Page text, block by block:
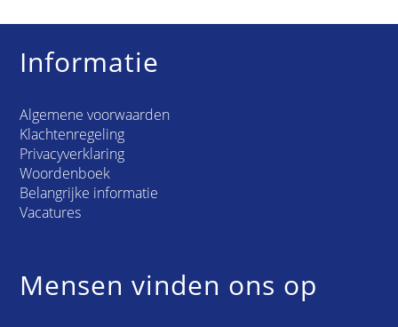
Informatie
Algemene voorwaarden
Klachtenregeling
Privacyverklaring
Woordenboek
Belangrijke informatie
Vacatures
Mensen vinden ons op